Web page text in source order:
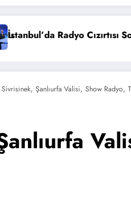
Bayraktar Holding Radyo
, Şanlıurfa Valisi, Show Radyo,